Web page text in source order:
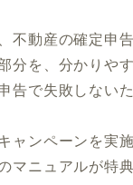
不動産の確定申
分を、分かりや
告で失敗しない
ャンペーンを実
マニュアルが特